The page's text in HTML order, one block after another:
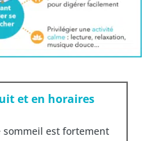
et en horaires
sommeil est fortement